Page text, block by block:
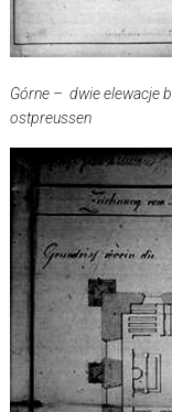
Górne – dwie elewacje
ostpreussen